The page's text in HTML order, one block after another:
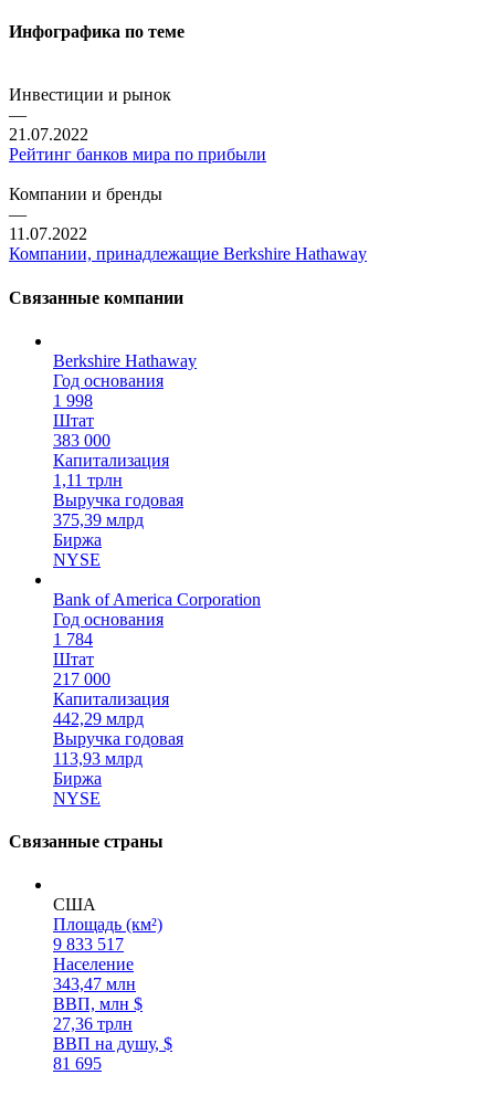
Инфографика по теме
Инвестиции и рынок
—
21.07.2022
Рейтинг банков мира по прибыли
Компании и бренды
—
11.07.2022
Компании, принадлежащие Berkshire Hathaway
Связанные компании
Berkshire Hathaway
Год основания
1 998
Штат
383 000
Капитализация
1,11 трлн
Выручка годовая
375,39 млрд
Биржа
NYSE
Bank of America Corporation
Год основания
1 784
Штат
217 000
Капитализация
442,29 млрд
Выручка годовая
113,93 млрд
Биржа
NYSE
Связанные страны
США
Площадь (км²)
9 833 517
Население
343,47 млн
ВВП, млн $
27,36 трлн
ВВП на душу, $
81 695